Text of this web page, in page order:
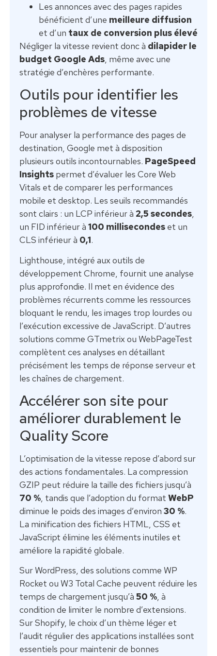
Les annonces avec des pages rapides
bénéficient d’une meilleure diffusion
et d’un taux de conversion plus élevé
Négliger la vitesse revient donc à dilapider le
budget Google Ads, même avec une
stratégie d’enchères performante.
Outils pour identifier les
problèmes de vitesse
Pour analyser la performance des pages de
destination, Google met à disposition
plusieurs outils incontournables. PageSpeed
Insights permet d’évaluer les Core Web
Vitals et de comparer les performances
mobile et desktop. Les seuils recommandés
sont clairs : un LCP inférieur à 2,5 secondes,
un FID inférieur à 100 millisecondes et un
CLS inférieur à 0,1.
Lighthouse, intégré aux outils de
développement Chrome, fournit une analyse
plus approfondie. Il met en évidence des
problèmes récurrents comme les ressources
bloquant le rendu, les images trop lourdes ou
l’exécution excessive de JavaScript. D’autres
solutions comme GTmetrix ou WebPageTest
complètent ces analyses en détaillant
précisément les temps de réponse serveur et
les chaînes de chargement.
Accélérer son site pour
améliorer durablement le
Quality Score
L’optimisation de la vitesse repose d’abord sur
des actions fondamentales. La compression
GZIP peut réduire la taille des fichiers jusqu’à
70 %, tandis que l’adoption du format WebP
diminue le poids des images d’environ 30 %.
La minification des fichiers HTML, CSS et
JavaScript élimine les éléments inutiles et
améliore la rapidité globale.
Sur WordPress, des solutions comme WP
Rocket ou W3 Total Cache peuvent réduire les
temps de chargement jusqu’à 50 %, à
condition de limiter le nombre d’extensions.
Sur Shopify, le choix d’un thème léger et
l’audit régulier des applications installées sont
essentiels pour maintenir de bonnes